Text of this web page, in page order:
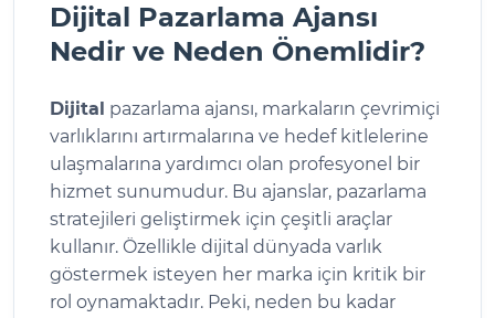
Dijital Pazarlama Ajansı
Nedir ve Neden Önemlidir?
Dijital pazarlama ajansı, markaların çevrimiçi
varlıklarını artırmalarına ve hedef kitlelerine
ulaşmalarına yardımcı olan profesyonel bir
hizmet sunumudur. Bu ajanslar, pazarlama
stratejileri geliştirmek için çeşitli araçlar
kullanır. Özellikle dijital dünyada varlık
göstermek isteyen her marka için kritik bir
rol oynamaktadır. Peki, neden bu kadar